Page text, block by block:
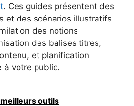
. Ces guides présentent des
et des scénarios illustratifs
des notions
des balises titres,
et planification
à votre public.
outils